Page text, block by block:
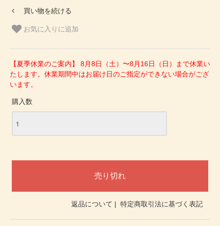
買い物を続ける
お気に入りに追加
【夏季休業のご案内】 8月8日（土）〜8月16日（日）まで休業い
たします。休業期間中はお届け日のご指定ができない場合がござ
います。
購入数
返品について | 特定商取引法に基づく表記